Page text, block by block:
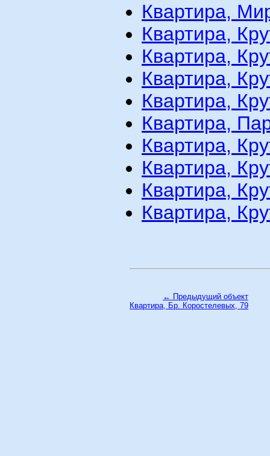
Квартира,
Квартира,
Квартира,
Квартира,
Квартира,
Квартира,
Квартира,
Квартира,
Квартира,
Квартира,
← Предыдущий объект
Квартира, Бр. Коростелевых, 79